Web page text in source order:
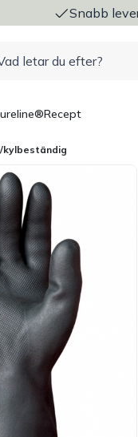
Snabb
Recept
kylbeständig